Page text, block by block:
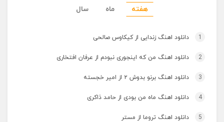
هفته ماه سال
1 دانلود اهنگ زندایی از کیکاوس صالحی
2 دانلود اهنگ من که اینجوری نبودم از عرفان افتخاری
3 دانلود اهنگ برنو بدوش ۲ از امیر خجسته
4 دانلود اهنگ ماه من بودی از حامد ذاکری
5 دانلود اهنگ تروما از مستر